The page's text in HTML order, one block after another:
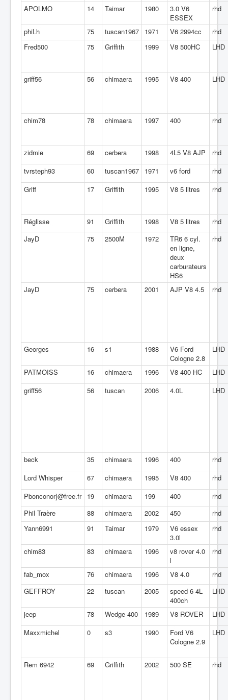
APOLMO
14 Taimar 1980
3.0 V6
ESSEX
rhd
phil.h 75 tuscan1967 1971 V6 2994cc
rhd
Fred500
75 Griffith 1999 V8 500HC LHD
griff56 56 chimaera 1995 V8 400 LHD
chim78 78 chimaera 1997 400 rhd
zidmie 69 cerbera 1998 4L5 V8 AJP
rhd
tvrsteph93
60 tuscan1967 1971 v6 ford
rhd
Griff
17 Griffith 1995 V8 5 litres rhd
Réglisse 91 Griffith 1998 V8 5 litres
rhd
JayD
75 2500M 1972
TR6 6 cyl.
en ligne,
deux
carburateurs
HS6
rhd
JayD 75 cerbera 2001 AJP V8 4.5 rhd
Georges 16 s1 1988
V6 Ford
Cologne 2.8
LHD
PATMOISS 16 chimaera 1996 V8 400 HC
LHD
griff56
56 tuscan 2006 4.0L LHD
beck 35 chimaera 1996 400
rhd
Lord Whisper
67 chimaera 1995 V8 400
rhd
Pbonconor]@free.fr
19 chimaera 199 400
rhd
Phil Traère
88 chimaera 2002 450
rhd
Yann6991
91 Taimar 1979
V6 essex
3.0l
rhd
chim83 83 chimaera 1996
v8 rover 4.0
l
rhd
fab_mox 76 chimaera 1996 V8 4.0
rhd
GEFFROY
22 tuscan 2005
speed 6 4L
400ch
LHD
jeep 78 Wedge 400 1989 V8 ROVER
LHD
Maxxmichel
0 s3 1990
Ford V6
Cologne 2.9
LHD
Rem 6942 69 Griffith 2002 500 SE rhd